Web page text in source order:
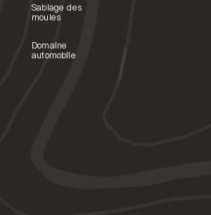
Sablage des
moules
Domaine
automobile